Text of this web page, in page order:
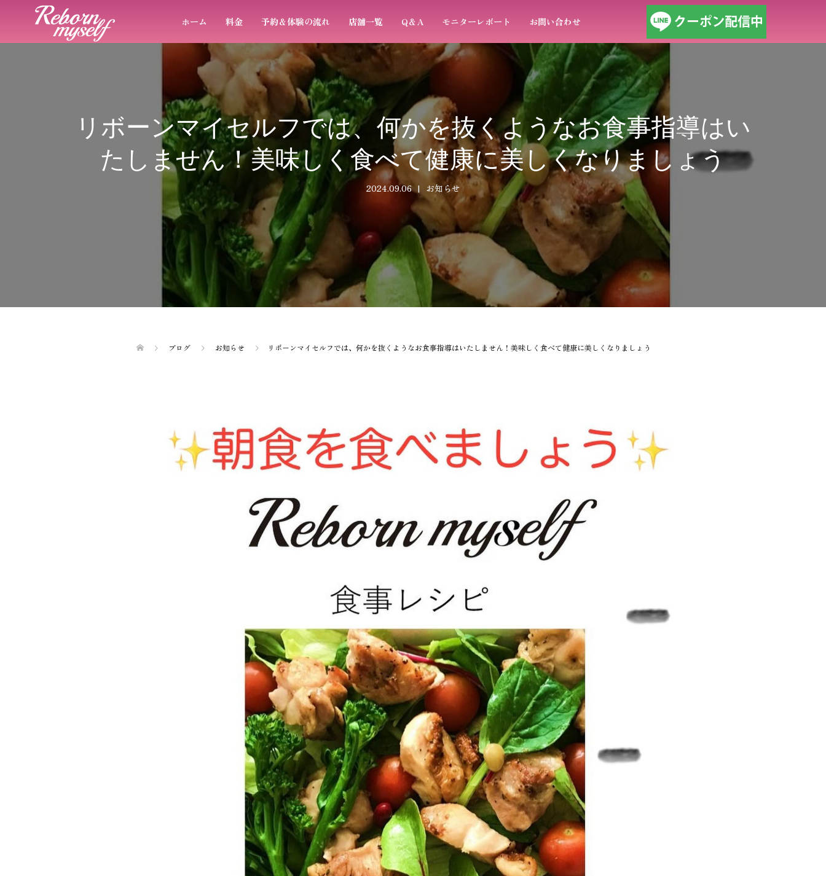
ホーム 料金 予約＆体験の流れ 店舗一覧 Q＆A モニターレポート お問い合わせ
リボーンマイセルフでは、何かを抜くようなお食事指導はい
たしません！美味しく食べて健康に美しくなりましょう
2024.09.06 お知らせ
ブログ お知らせ リボーンマイセルフでは、何かを抜くようなお食事指導はいたしません！美味しく食べて健康に美しくなりましょう